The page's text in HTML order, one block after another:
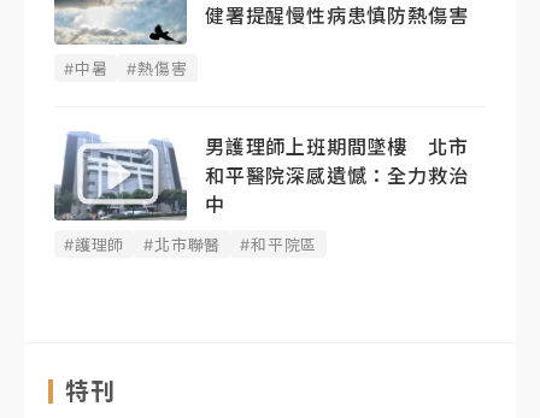
健署提醒慢性病患慎防熱傷害
#中暑 #熱傷害
男護理師上班期間墜樓 北市
和平醫院深感遺憾：全力救治
中
#護理師 #北市聯醫 #和平院區
特刊